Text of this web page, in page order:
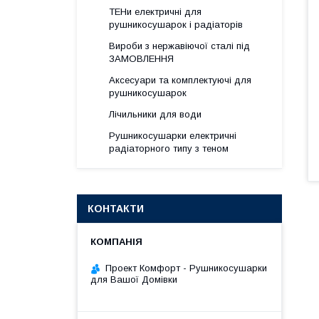
ТЕНи електричні для
рушникосушарок і радіаторів
Вироби з нержавіючої сталі під
ЗАМОВЛЕННЯ
Аксесуари та комплектуючі для
рушникосушарок
Лічильники для води
Рушникосушарки електричні
радіаторного типу з теном
КОНТАКТИ
Проект Комфорт - Рушникосушарки
для Вашої Домівки